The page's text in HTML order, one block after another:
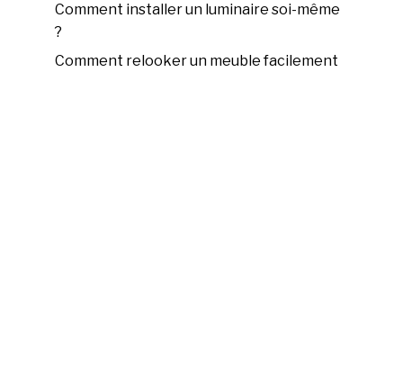
Comment installer un luminaire soi-même
?
Comment relooker un meuble facilement